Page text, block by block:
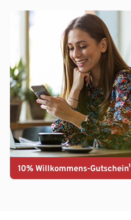
10% Willkommens-Gutschein¹